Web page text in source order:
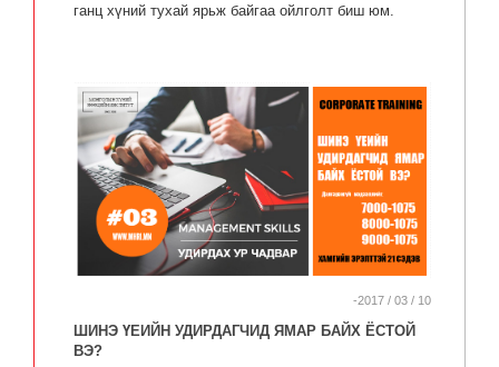
ганц хүний тухай ярьж байгаа ойлголт биш юм.
-2017 / 03 / 10
ШИНЭ ҮЕИЙН УДИРДАГЧИД ЯМАР БАЙХ ЁСТОЙ
ВЭ?